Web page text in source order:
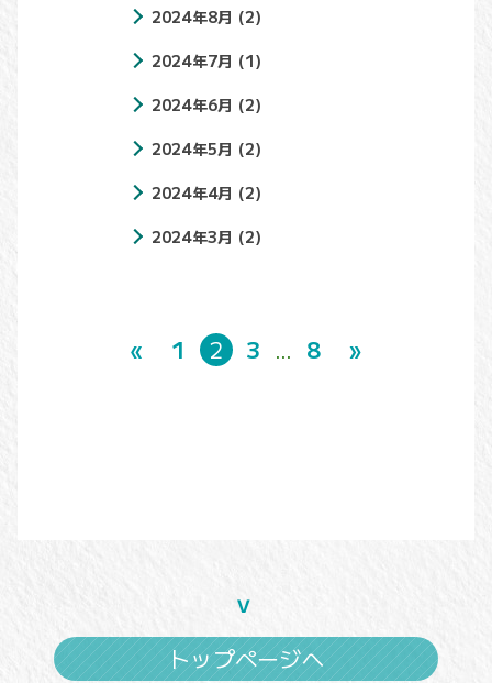
2024年8月 (2)
2024年7月 (1)
2024年6月 (2)
2024年5月 (2)
2024年4月 (2)
2024年3月 (2)
« 1 2 3 … 8 »
トップページへ